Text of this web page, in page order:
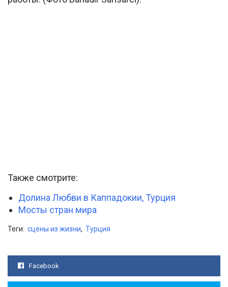
Также смотрите:
Долина Любви в Каппадокии, Турция
Мосты стран мира
Теги: сцены из жизни, Турция
Facebook